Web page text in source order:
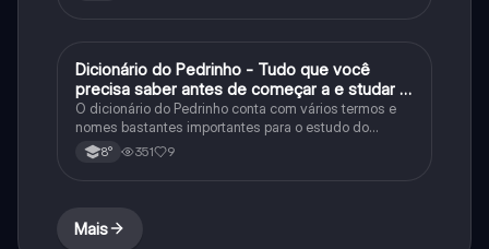
História
Dicionário do Pedrinho - Tudo que você
precisa saber antes de começar a e studar o
segundo reinado!
O dicionário do Pedrinho conta com vários termos e
nomes bastantes importantes para o estudo do
segundo reinado e muito mais.
8° 351 9
Mais